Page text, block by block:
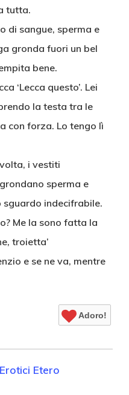
tutta.
di sangue, sperma e
gronda fuori un bel
bene.
‘Lecca questo’. Lei
la testa tra le
con forza. Lo tengo lì
i vestiti
sperma e
sguardo indecifrabile.
Me la sono fatta la
troietta’
e se ne va, mentre
Adoro!
Etero